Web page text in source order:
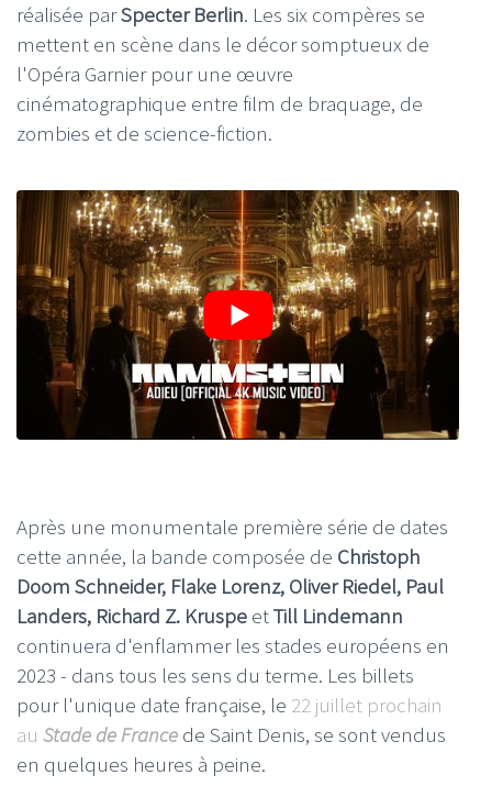
réalisée parSpecter Berlin. Les six compères se
mettent en scène dans le décor somptueux de
l'Opéra Garnier pour une œuvre
cinématographique entre film de braquage, de
zombies et de science-fiction.
Après une monumentale première série de dates
cette année, la bande composée de Christoph
Doom Schneider, Flake Lorenz, Oliver Riedel, Paul
Landers, Richard Z. Kruspe etTill Lindemann
continuera d'enflammer les stades européens en
2023 - dans tous les sens du terme. Les billets
pour l'unique date française, le 22 juillet prochain
au Stade de France de Saint Denis, se sont vendus
en quelques heures à peine.